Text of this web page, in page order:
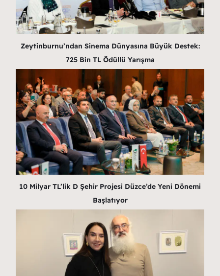
Zeytinburnu’ndan Sinema Dünyasına Büyük Destek:
725 Bin TL Ödüllü Yarışma
10 Milyar TL’lik D Şehir Projesi Düzce’de Yeni Dönemi
Başlatıyor